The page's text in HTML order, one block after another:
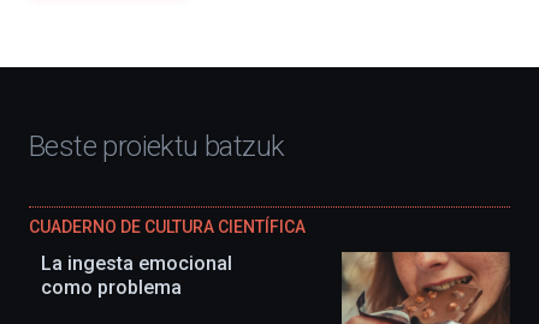
Beste proiektu batzuk
CUADERNO DE CULTURA CIENTÍFICA
La ingesta emocional
como problema